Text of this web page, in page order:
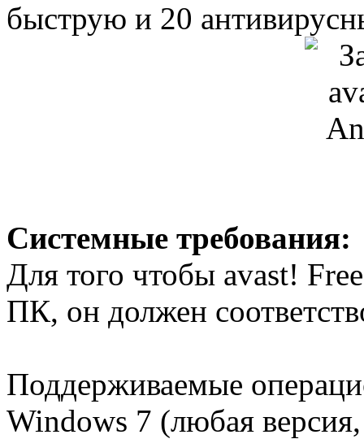
быструю и 20
Системные требования:
Для того чтобы avast!
ПК, он должен
Поддерживаемые
Windows 7 (любая